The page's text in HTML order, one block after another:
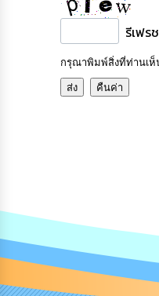
รีเฟรช
กรุณาพิมพ์สิ่งที่ท่านเห็